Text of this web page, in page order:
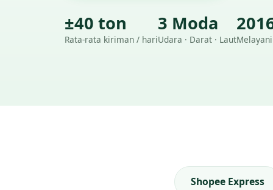
±40 ton
Rata-rata kiriman / hari
3 Moda
Udara · Darat · Laut
Shopee Express